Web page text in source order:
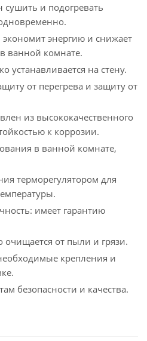
сушить и подогревать
экономит энергию и снижает
ванной комнате.
устанавливается на стену.
от перегрева и защиту от
из высококачественного
к коррозии.
в ванной комнате,
терморегулятором для
имеет гарантию
очищается от пыли и грязи.
крепления и
безопасности и качества.